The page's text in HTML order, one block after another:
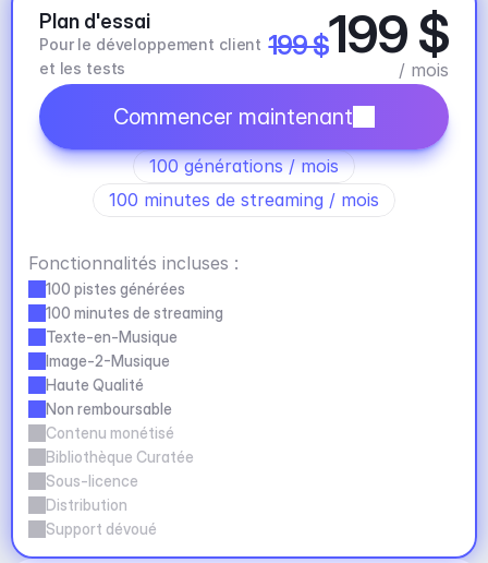
Plan d'essai
Pour le développement client
et les tests
199 $199 $
/ mois
Commencer maintenant
100 générations / mois
100 minutes de streaming / mois
Fonctionnalités incluses :
100 pistes générées
100 minutes de streaming
Texte-en-Musique
Image-2-Musique
Haute Qualité
Non remboursable
Contenu monétisé
Bibliothèque Curatée
Sous-licence
Distribution
Support dévoué